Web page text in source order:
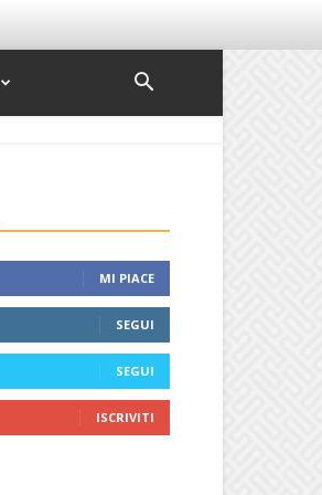
MI PIACE
SEGUI
SEGUI
ISCRIVITI